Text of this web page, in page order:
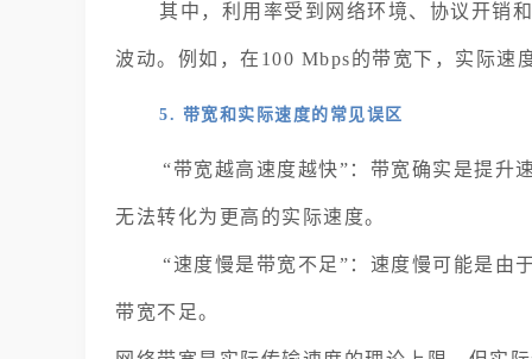
其中，利用率受到网络环境、协议开销
波动。例如，在100 Mbps的带宽下，实际速
5. 带宽和实际速度的常见误区
“带宽越高速度越快”：带宽确实是提升
无法转化为更高的实际速度。
“速度慢是带宽不足”：速度慢可能是由
带宽不足。